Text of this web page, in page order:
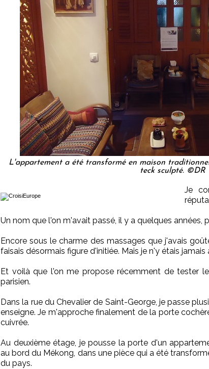
L'appartement a été transformé en maison
teck sculpté. ©DR
Je
Un nom que l'on m'avait passé, il y a quelques années,
Encore sous le charme des massages que j'avais
faisais désormais figure d'initiée. Mais je n'y étais jamais
Et voilà que l'on me propose récemment de tester
parisien.
Dans la rue du Chevalier de Saint-George, je passe
enseigne. Je m'approche finalement de la porte
cuivrée.
Au deuxième étage, je pousse la porte d'un
au bord du Mékong, dans une pièce qui a été
du pays.